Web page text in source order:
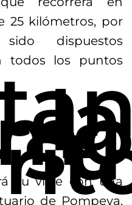
25 kilómetros, por
dispuestos
todos los puntos
su viaje con una
de Pompeya,